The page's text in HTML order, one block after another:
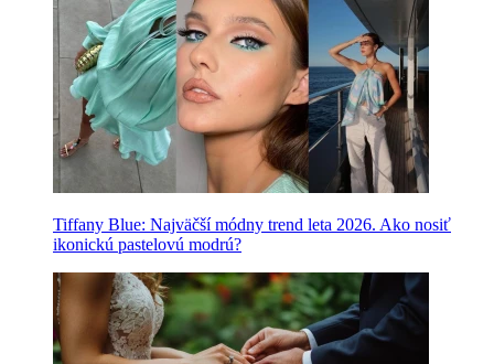
Tiffany Blue: Najväčší módny trend leta 2026. Ako nosiť
ikonickú pastelovú modrú?